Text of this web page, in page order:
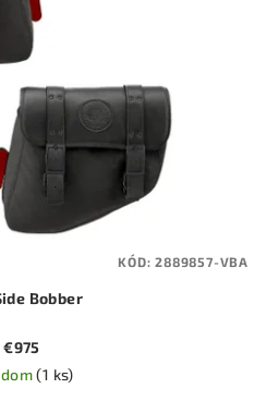
Bobber
€975
(1 ks)
KÓD:2889857-VBA